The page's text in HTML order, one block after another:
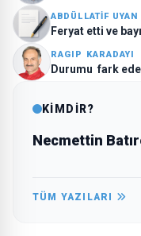
ABDÜLLATIF UYAN
Feryat etti ve
RAGIP KARADAYI
Durumu fark
KİMDİR?
Necmettin
TÜM YAZILARI